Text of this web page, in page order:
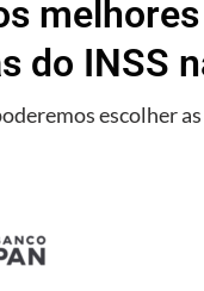
do INSS
escolher